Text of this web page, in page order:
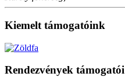
Kiemelt támogatóink
Rendezvények támogatói